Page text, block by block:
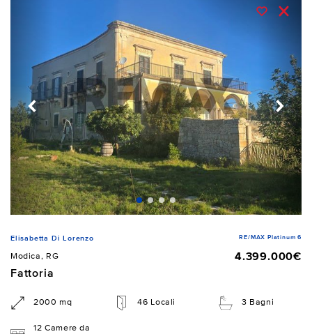
Elisabetta Di Lorenzo RE/MAX Platinum 6
Modica, RG
4.399.000€
Fattoria
2000 mq 46 Locali 3 Bagni
12 Camere da